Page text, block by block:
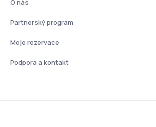
O nás
Partnerský program
Moje rezervace
Podpora a kontakt